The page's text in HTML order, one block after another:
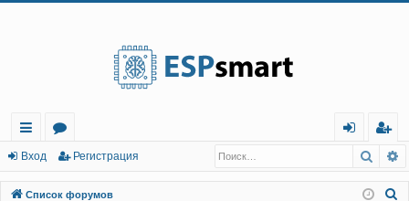
с
ы
о
ру
д
г
ис
Вход Регистрация
Список форумов